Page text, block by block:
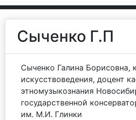
Сыченко Г.П
Сыченко Галина Борисовна,
искусствоведения, доцент
этномузыкознания
государственной
им. М.И. Глинки